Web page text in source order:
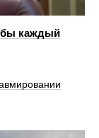
каждый